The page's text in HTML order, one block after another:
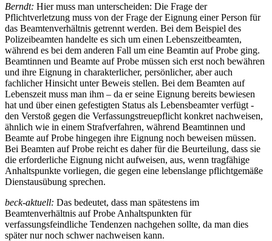
Berndt: Hier muss man unterscheiden: Die Frage der
Pflichtverletzung muss von der Frage der Eignung einer Person für
das Beamtenverhältnis getrennt werden. Bei dem Beispiel des
Polizeibeamten handelte es sich um einen Lebenszeitbeamten,
während es bei dem anderen Fall um eine Beamtin auf Probe ging.
Beamtinnen und Beamte auf Probe müssen sich erst noch bewähren
und ihre Eignung in charakterlicher, persönlicher, aber auch
fachlicher Hinsicht unter Beweis stellen. Bei dem Beamten auf
Lebenszeit muss man ihm – da er seine Eignung bereits bewiesen
hat und über einen gefestigten Status als Lebensbeamter verfügt -
den Verstoß gegen die Verfassungstreuepflicht konkret nachweisen,
ähnlich wie in einem Strafverfahren, während Beamtinnen und
Beamte auf Probe hingegen ihre Eignung noch beweisen müssen.
Bei Beamten auf Probe reicht es daher für die Beurteilung, dass sie
die erforderliche Eignung nicht aufweisen, aus, wenn tragfähige
Anhaltspunkte vorliegen, die gegen eine lebenslange pflichtgemäße
Dienstausübung sprechen.
beck-aktuell: Das bedeutet, dass man spätestens im
Beamtenverhältnis auf Probe Anhaltspunkten für
verfassungsfeindliche Tendenzen nachgehen sollte, da man dies
später nur noch schwer nachweisen kann.